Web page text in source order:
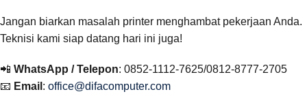
Jangan biarkan masalah printer menghambat pekerjaan Anda.
Teknisi kami siap datang hari ini juga!
📲 WhatsApp / Telepon: 0852-1112-7625/0812-8777-2705
📧 Email : office@difacomputer.com